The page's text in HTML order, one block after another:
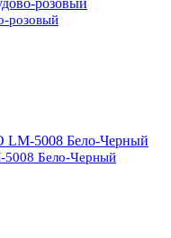
розовый
5008 Бело-Черный